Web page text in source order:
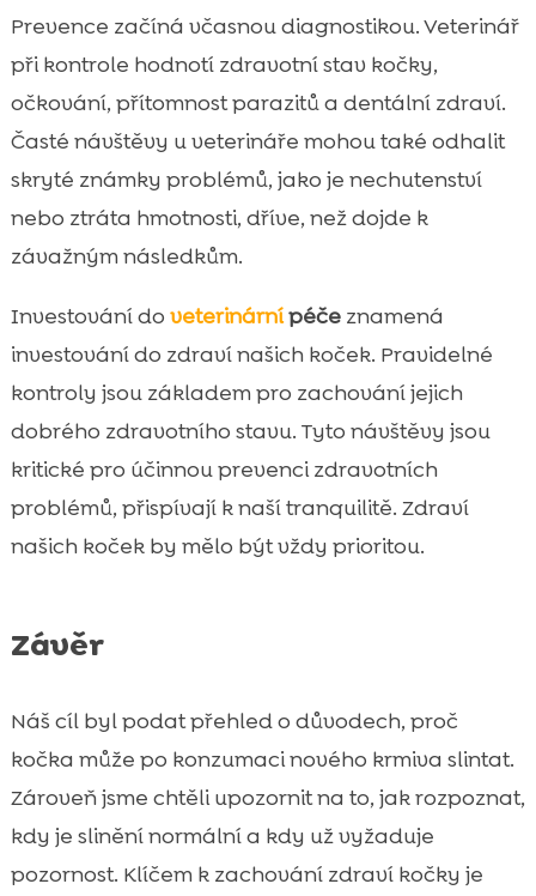
Prevence začíná včasnou diagnostikou. Veterinář
při kontrole hodnotí zdravotní stav kočky,
očkování, přítomnost parazitů a dentální zdraví.
Časté návštěvy u veterináře mohou také odhalit
skryté známky problémů, jako je nechutenství
nebo ztráta hmotnosti, dříve, než dojde k
závažným následkům.
Investování do veterinárnípéčeznamená
investování do zdraví našich koček. Pravidelné
kontroly jsou základem pro zachování jejich
dobrého zdravotního stavu. Tyto návštěvy jsou
kritické pro účinnou prevenci zdravotních
problémů, přispívají k naší tranquilitě. Zdraví
našich koček by mělo být vždy prioritou.
Závěr
Náš cíl byl podat přehled o důvodech, proč
kočka může po konzumaci nového krmiva slintat.
Zároveň jsme chtěli upozornit na to, jak rozpoznat,
kdy je slinění normální a kdy už vyžaduje
pozornost. Klíčem k zachování zdraví kočky je